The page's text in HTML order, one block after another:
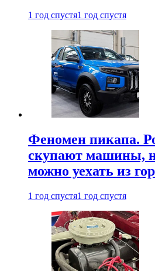
1 год спустя1 год спустя
Феномен пикапа.
скупают машины,
можно уехать из
1 год спустя1 год спустя